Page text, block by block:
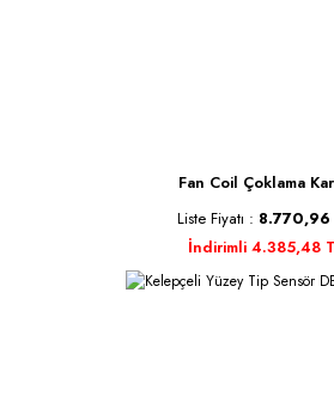
Fan Coil Çoklama
Liste Fiyatı : 8.770,96
İndirimli 4.385,48